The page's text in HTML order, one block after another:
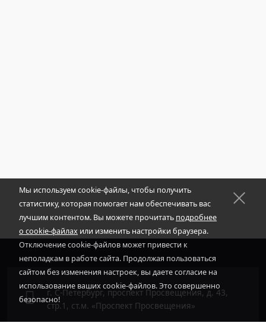
г. С-Петербург, проспект Просвещения, д. 43,
стр.1, ст.м. «Проспект Просвещения»
Мы используем cookie-файлы, чтобы получить
статистику, которая помогает нам обеспечивать вас
лучшим контентом. Вы можете прочитать подробнее
о cookie-файлах или изменить настройки браузера.
Отключение cookie-файлов может привести к
неполадкам в работе сайта. Продолжая пользоваться
сайтом без изменения настроек, вы даете согласие на
использование ваших cookie-файлов. Это совершенно
безопасно!